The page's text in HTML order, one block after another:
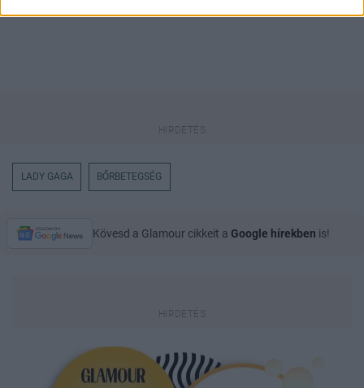
LADY GAGA BŐRBETEGSÉG
Kövesd a Glamour cikkeit a Google hírekben is!